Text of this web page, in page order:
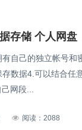
存储 个人网盘
自己的独立帐号和
数据4.可以结合任
网段...
阅读：2088